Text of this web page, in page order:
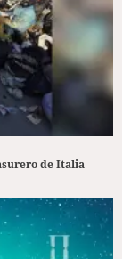
de Italia